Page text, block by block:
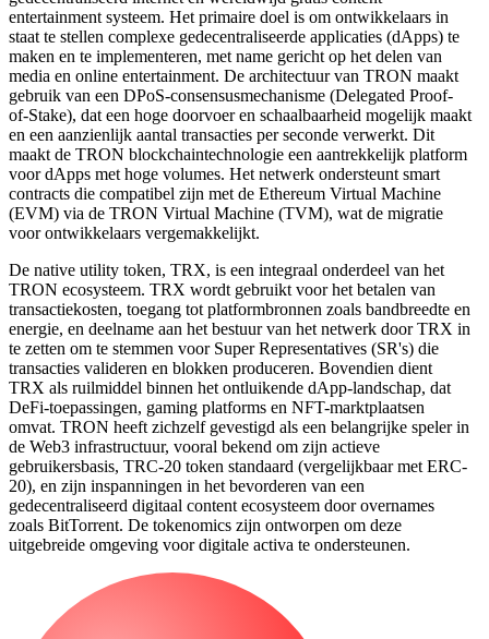
entertainment systeem. Het primaire doel is om ontwikkelaars in
staat te stellen complexe gedecentraliseerde applicaties (dApps) te
maken en te implementeren, met name gericht op het delen van
media en online entertainment. De architectuur van TRON maakt
gebruik van een DPoS-consensusmechanisme (Delegated Proof-
of-Stake), dat een hoge doorvoer en schaalbaarheid mogelijk maakt
en een aanzienlijk aantal transacties per seconde verwerkt. Dit
maakt de TRON blockchaintechnologie een aantrekkelijk platform
voor dApps met hoge volumes. Het netwerk ondersteunt smart
contracts die compatibel zijn met de Ethereum Virtual Machine
(EVM) via de TRON Virtual Machine (TVM), wat de migratie
voor ontwikkelaars vergemakkelijkt.
De native utility token, TRX, is een integraal onderdeel van het
TRON ecosysteem. TRX wordt gebruikt voor het betalen van
transactiekosten, toegang tot platformbronnen zoals bandbreedte en
energie, en deelname aan het bestuur van het netwerk door TRX in
te zetten om te stemmen voor Super Representatives (SR's) die
transacties valideren en blokken produceren. Bovendien dient
TRX als ruilmiddel binnen het ontluikende dApp-landschap, dat
DeFi-toepassingen, gaming platforms en NFT-marktplaatsen
omvat. TRON heeft zichzelf gevestigd als een belangrijke speler in
de Web3 infrastructuur, vooral bekend om zijn actieve
gebruikersbasis, TRC-20 token standaard (vergelijkbaar met ERC-
20), en zijn inspanningen in het bevorderen van een
gedecentraliseerd digitaal content ecosysteem door overnames
zoals BitTorrent. De tokenomics zijn ontworpen om deze
uitgebreide omgeving voor digitale activa te ondersteunen.